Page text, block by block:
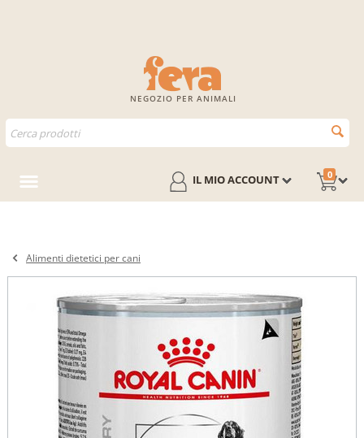
NEGOZIO PER ANIMALI
0
IL MIO ACCOUNT
Alimenti dietetici per cani